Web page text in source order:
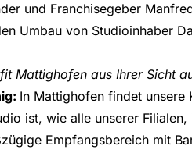
und Franchisegeber
Umbau von Studioinhaber
Mattighofen aus Ihrer Sicht
In Mattighofen findet unsere
ist, wie alle unserer
Empfangsbereich mit